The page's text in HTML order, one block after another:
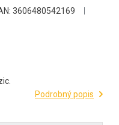
3606480542169
Podrobný popis